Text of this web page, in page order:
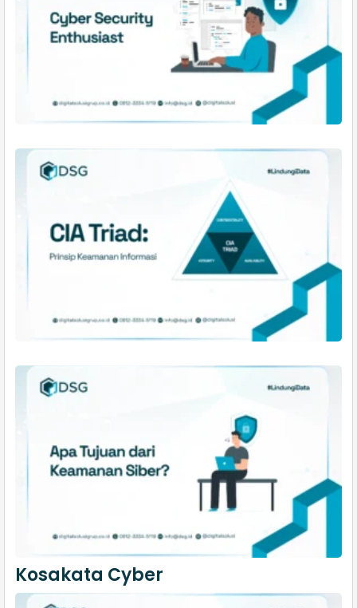
Kosakata Cyber